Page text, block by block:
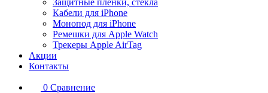
Защитные пленки, стекла
Кабели для iPhone
Монопод для iPhone
Ремешки для Apple Watch
Трекеры Apple AirTag
Акции
Контакты
0 Сравнение